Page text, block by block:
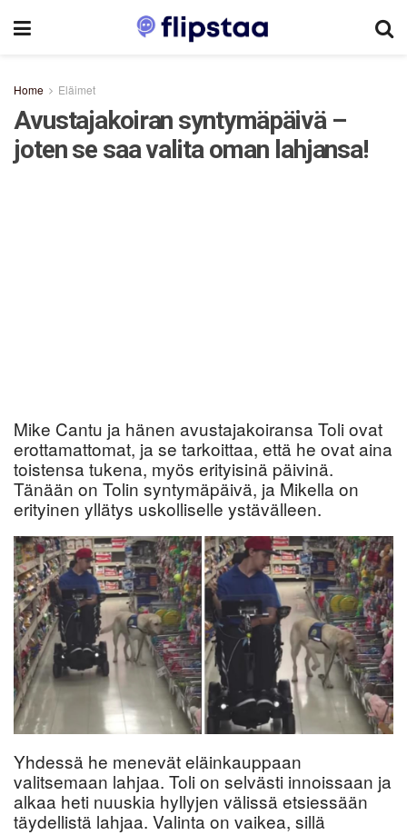
Home Eläimet
Avustajakoiran syntymäpäivä –
joten se saa valita oman lahjansa!
Mike Cantu ja hänen avustajakoiransa Toli ovat
erottamattomat, ja se tarkoittaa, että he ovat aina
toistensa tukena, myös erityisinä päivinä.
Tänään on Tolin syntymäpäivä, ja Mikella on
erityinen yllätys uskolliselle ystävälleen.
Yhdessä he menevät eläinkauppaan
valitsemaan lahjaa. Toli on selvästi innoissaan ja
alkaa heti nuuskia hyllyjen välissä etsiessään
täydellistä lahjaa. Valinta on vaikea, sillä